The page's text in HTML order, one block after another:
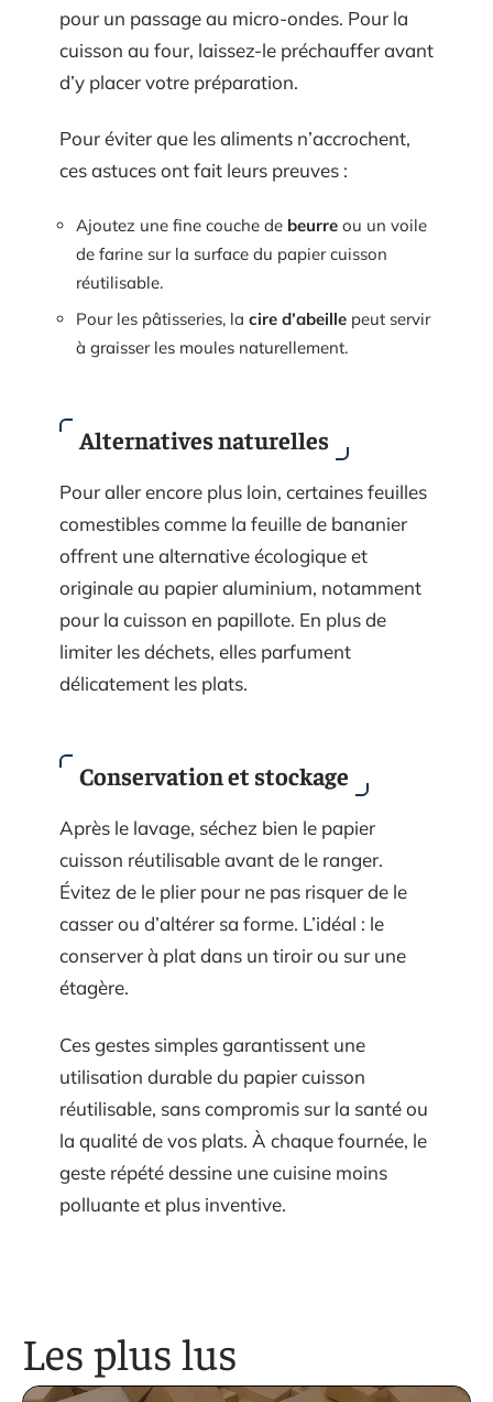
pour un passage au micro-ondes. Pour la
cuisson au four, laissez-le préchauffer avant
d’y placer votre préparation.
Pour éviter que les aliments n’accrochent,
ces astuces ont fait leurs preuves :
Ajoutez une fine couche de beurre ou un voile
de farine sur la surface du papier cuisson
réutilisable.
Pour les pâtisseries, la cire d’abeille peut servir
à graisser les moules naturellement.
Alternatives naturelles
Pour aller encore plus loin, certaines feuilles
comestibles comme la feuille de bananier
offrent une alternative écologique et
originale au papier aluminium, notamment
pour la cuisson en papillote. En plus de
limiter les déchets, elles parfument
délicatement les plats.
Conservation et stockage
Après le lavage, séchez bien le papier
cuisson réutilisable avant de le ranger.
Évitez de le plier pour ne pas risquer de le
casser ou d’altérer sa forme. L’idéal : le
conserver à plat dans un tiroir ou sur une
étagère.
Ces gestes simples garantissent une
utilisation durable du papier cuisson
réutilisable, sans compromis sur la santé ou
la qualité de vos plats. À chaque fournée, le
geste répété dessine une cuisine moins
polluante et plus inventive.
Les plus lus